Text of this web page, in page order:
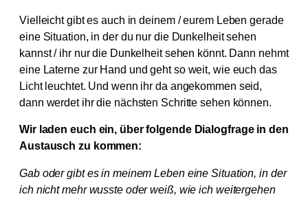
Vielleicht gibt es auch in deinem / eurem Leben gerade
eine Situation, in der du nur die Dunkelheit sehen
kannst / ihr nur die Dunkelheit sehen könnt. Dann nehmt
eine Laterne zur Hand und geht so weit, wie euch das
Licht leuchtet. Und wenn ihr da angekommen seid,
dann werdet ihr die nächsten Schritte sehen können.
Wir laden euch ein, über folgende Dialogfrage in den
Austausch zu kommen:
Gab oder gibt es in meinem Leben eine Situation, in der
ich nicht mehr wusste oder weiß, wie ich weitergehen